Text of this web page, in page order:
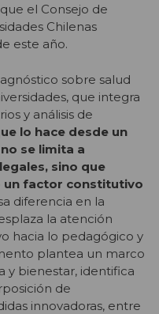
el Consejo de
Chilenas
este año.
sobre salud
que integra
y análisis de
lo hace desde un
se limita a
sino que
un factor constitutivo
diferencia en la
la atención
hacia lo pedagógico y
plantea un marco
y bienestar, identifica
de
innovadoras, entre